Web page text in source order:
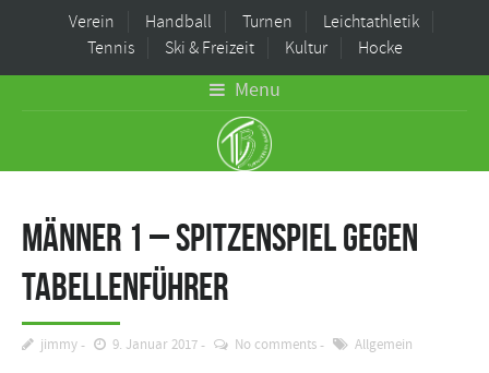
Verein Handball Turnen
Leichtathletik
Tennis
Ski & Freizeit Kultur Hocke
Menu
Männer 1 – Spitzenspiel gegen
Tabellenführer
jimmy 9. Januar 2017 No comments Allgemein